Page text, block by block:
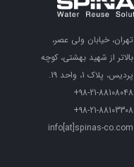
تهران، خیابان ولی عصر،
بالاتر از شهید بهشتی، کوچه
پردیس، پلاک 1، واحد 19.
98-21-88108048+
98-21-88103308+
info[at]spinas-co.com